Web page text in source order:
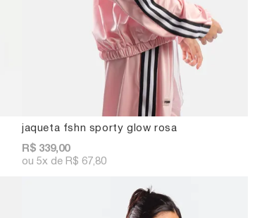
jaqueta fshn sporty glow rosa
R$ 339,00
5x R$ 67,80